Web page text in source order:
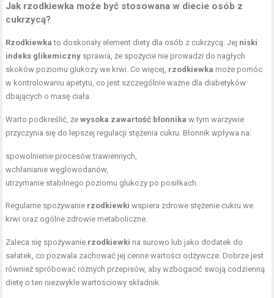
Jak rzodkiewka może być stosowana w diecie osób z
cukrzycą?
Rzodkiewka to doskonały element diety dla osób z cukrzycą. Jej niski
indeks glikemiczny sprawia, że spożycie nie prowadzi do nagłych
skoków poziomu glukozy we krwi. Co więcej, rzodkiewka może pomóc
w kontrolowaniu apetytu, co jest szczególnie ważne dla diabetyków
dbających o masę ciała.
Warto podkreślić, żewysoka zawartość błonnika w tym warzywie
przyczynia się do lepszej regulacji stężenia cukru. Błonnik wpływa na:
spowolnienie procesów trawiennych,
wchłanianie węglowodanów,
utrzymanie stabilnego poziomu glukozy po posiłkach.
Regularne spożywanie rzodkiewki wspiera zdrowe stężenie cukru we
krwi oraz ogólne zdrowie metaboliczne.
Zaleca się spożywanie rzodkiewki na surowo lub jako dodatek do
sałatek, co pozwala zachować jej cenne wartości odżywcze. Dobrze jest
również spróbować różnych przepisów, aby wzbogacić swoją codzienną
dietę o ten niezwykle wartościowy składnik.